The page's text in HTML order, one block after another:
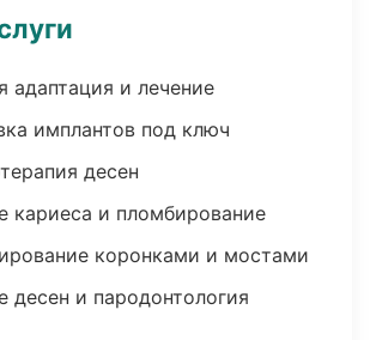
адаптация и лечение
имплантов под ключ
десен
кариеса и пломбирование
коронками и мостами
десен и пародонтология